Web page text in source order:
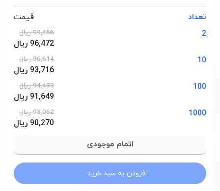
تعداد
قیمت
2
99,456 ریال
96,472 ریال
10
96,614 ریال
93,716 ریال
100
94,483 ریال
91,649 ریال
1000
93,062 ریال
90,270 ریال
افزودن به سبد خرید